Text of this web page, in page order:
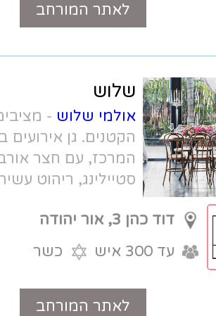
טלפון
- מציבים רף חדש לאירועים
אירועים בוטיק מהיפים באזור
חצר אורבנית, אולם תעשייתי,
ריהוט עשיר ומטבח שף.
כשר
טלפון